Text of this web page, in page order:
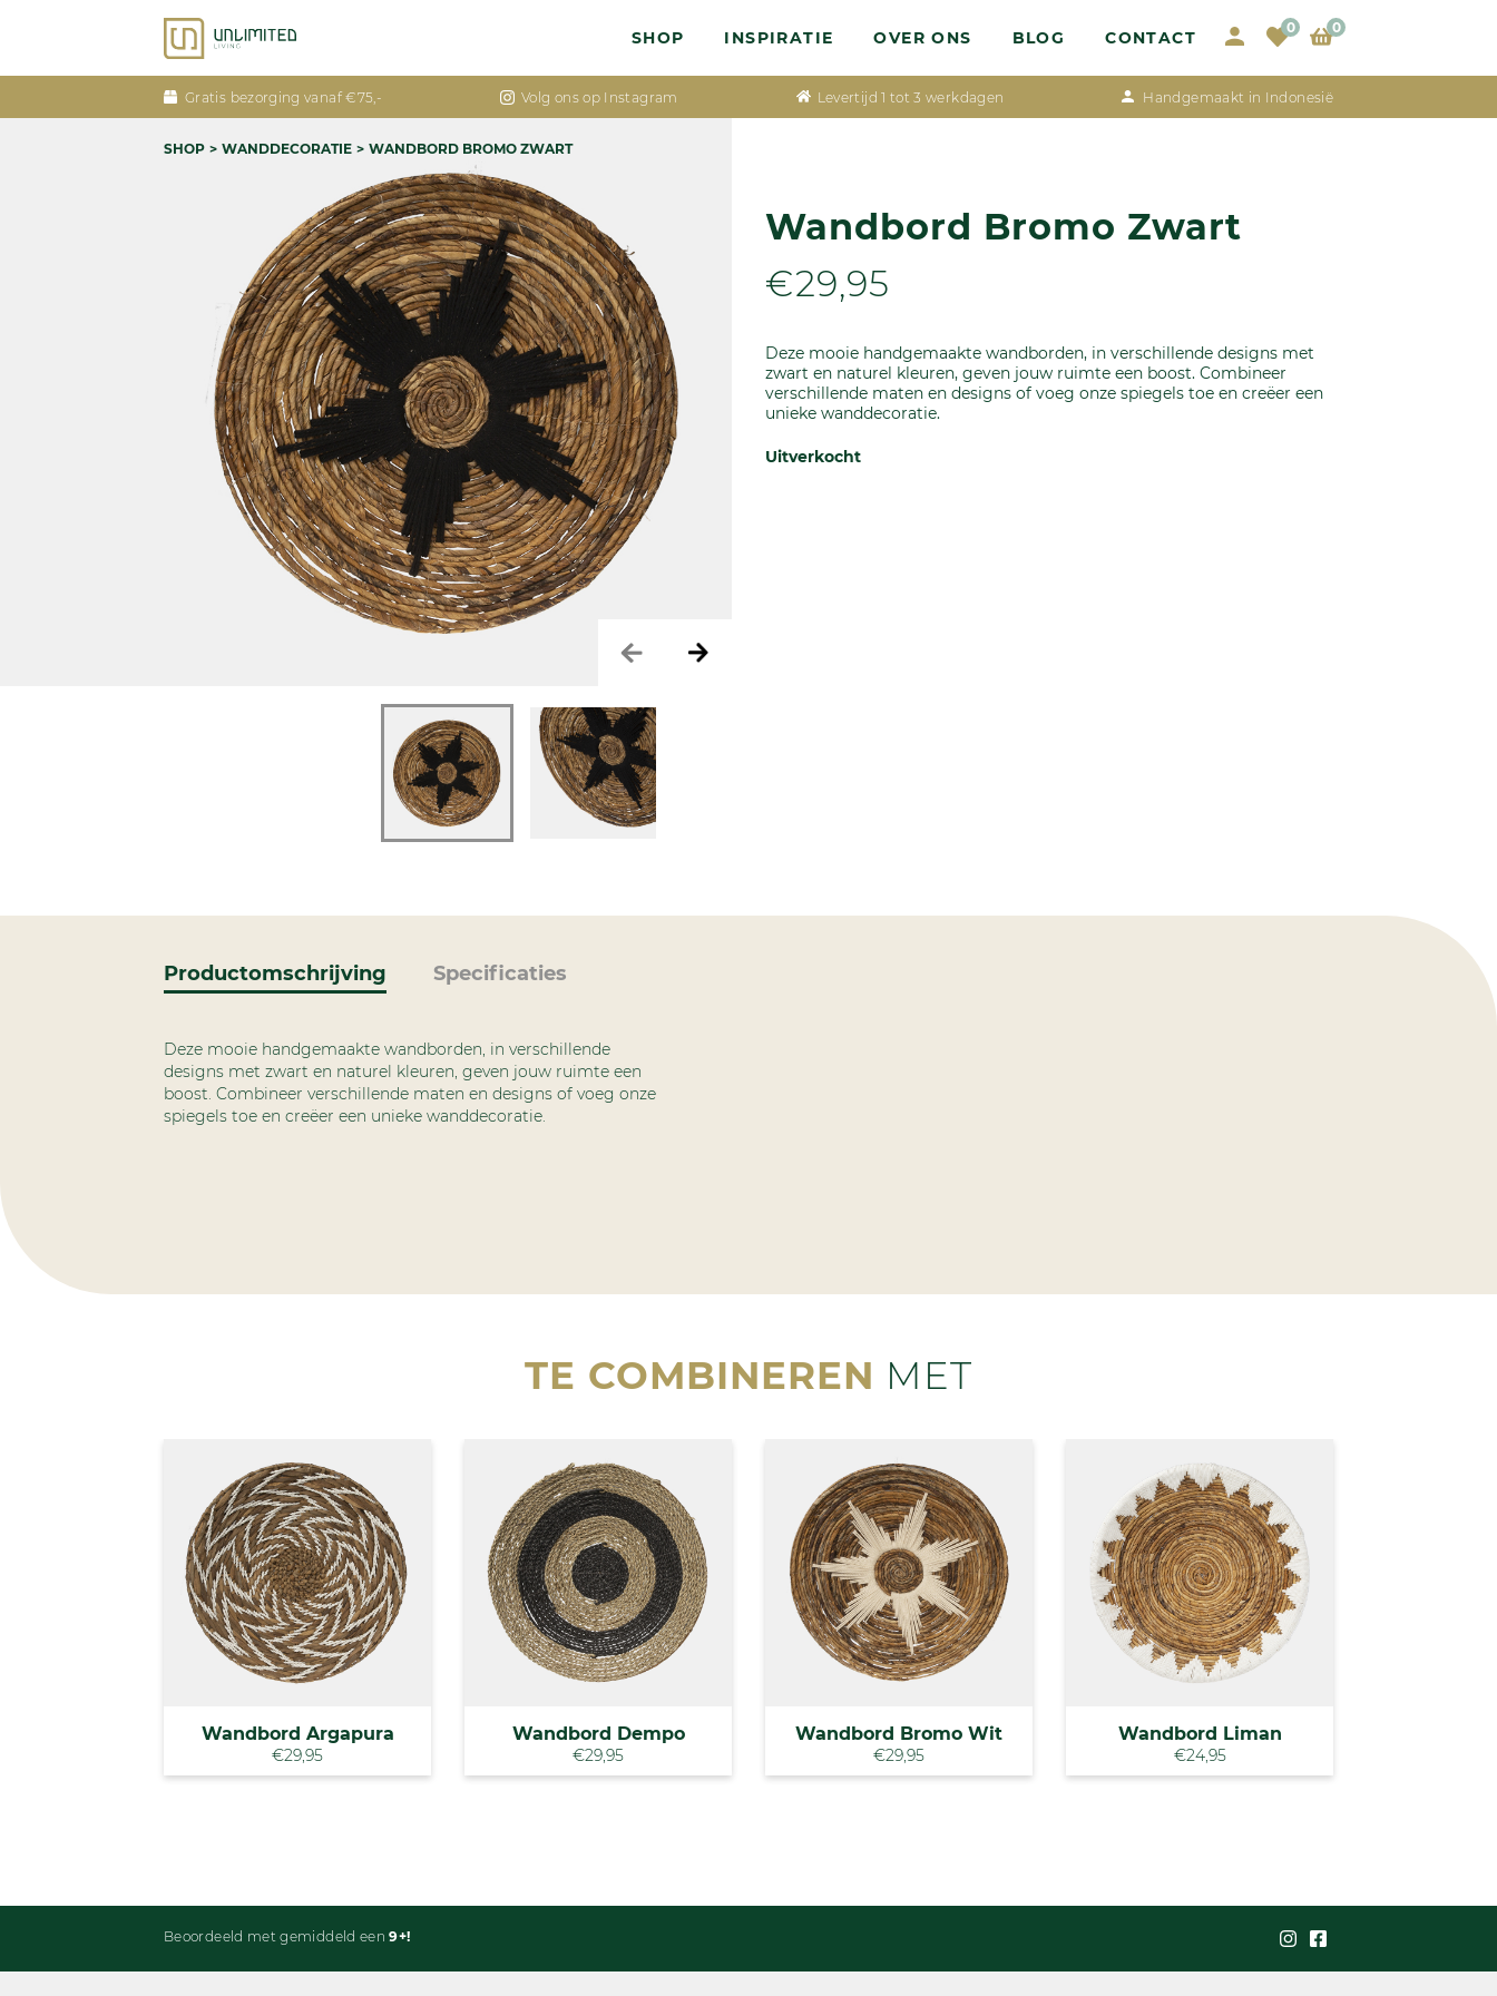
SHOP INSPIRATIE OVER ONS BLOG CONTACT
0 0
Gratis bezorging vanaf €75,- Volg ons op Instagram Levertijd 1 tot 3 werkdagen Handgemaakt in Indonesië
SHOP WANDDECORATIE WANDBORD BROMO ZWART
Wandbord Bromo Zwart
€29,95
Deze mooie handgemaakte wandborden, in verschillende designs met
zwart en naturel kleuren, geven jouw ruimte een boost. Combineer
verschillende maten en designs of voeg onze spiegels toe en creëer een
unieke wanddecoratie.
Uitverkocht
Productomschrijving Specificaties
Deze mooie handgemaakte wandborden, in verschillende
designs met zwart en naturel kleuren, geven jouw ruimte een
boost. Combineer verschillende maten en designs of voeg onze
spiegels toe en creëer een unieke wanddecoratie.
TE COMBINEREN MET
Wandbord Argapura
€29,95
Wandbord Dempo
€29,95
Wandbord Bromo Wit
€29,95
Wandbord Liman
€24,95
Beoordeeld met gemiddeld een9+!